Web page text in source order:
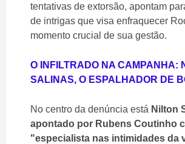
tentativas de extorsão, apontam
de intrigas que visa enfraquecer
momento crucial de sua gestão.
O INFILTRADO NA CAMPANHA:
SALINAS, O ESPALHADOR DE
No centro da denúncia está Nilton
apontado por Rubens Coutinho
"especialista nas intimidades da